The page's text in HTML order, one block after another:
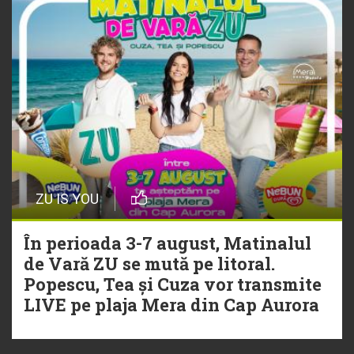
ZU IS YOU
În perioada 3-7 august, Matinalul
de Vară ZU se mută pe litoral.
Popescu, Tea și Cuza vor transmite
LIVE pe plaja Mera din Cap Aurora